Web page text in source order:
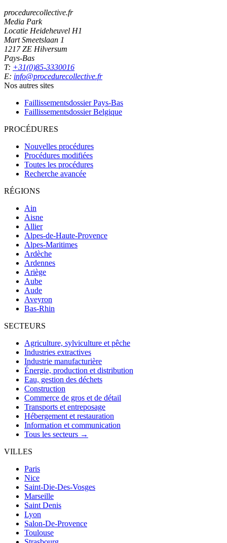
procedurecollective.fr
Media Park
Locatie Heideheuvel H1
Mart Smeetslaan 1
1217 ZE Hilversum
Pays-Bas
T: +31(0)85-3330016
E: info@procedurecollective.fr
Nos autres sites
Faillissementsdossier Pays-Bas
Faillissementsdossier Belgique
PROCÉDURES
Nouvelles procédures
Procédures modifiées
Toutes les procédures
Recherche avancée
RÉGIONS
Ain
Aisne
Allier
Alpes-de-Haute-Provence
Alpes-Maritimes
Ardèche
Ardennes
Ariège
Aube
Aude
Aveyron
Bas-Rhin
SECTEURS
Agriculture, sylviculture et pêche
Industries extractives
Industrie manufacturière
Énergie, production et distribution
Eau, gestion des déchets
Construction
Commerce de gros et de détail
Transports et entreposage
Hébergement et restauration
Information et communication
Tous les secteurs →
VILLES
Paris
Nice
Saint-Die-Des-Vosges
Marseille
Saint Denis
Lyon
Salon-De-Provence
Toulouse